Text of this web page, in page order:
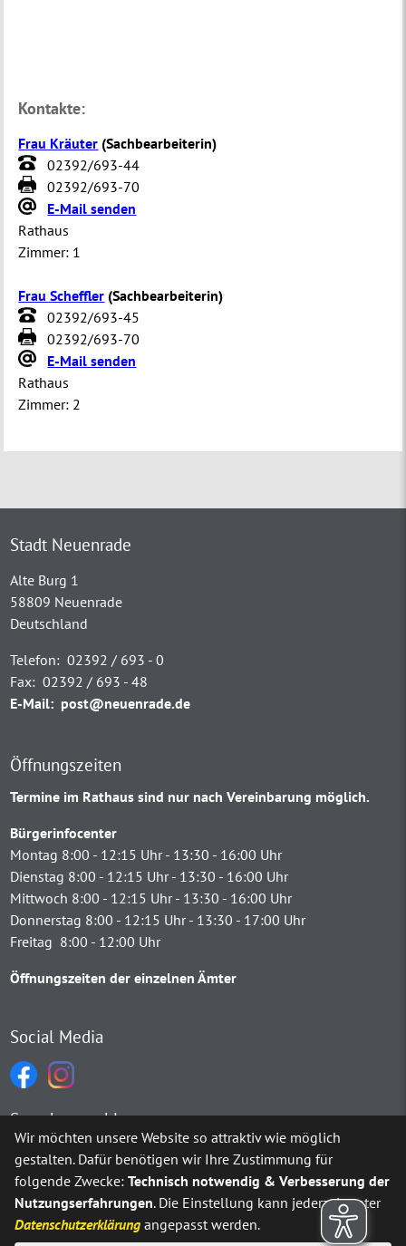
Kontakte:
Frau Kräuter (Sachbearbeiterin)
02392/693-44
02392/693-70
E-Mail senden
Rathaus
Zimmer: 1
Frau Scheffler (Sachbearbeiterin)
02392/693-45
02392/693-70
E-Mail senden
Rathaus
Zimmer: 2
Stadt Neuenrade
Alte Burg 1
58809 Neuenrade
Deutschland
Telefon: 02392 / 693 - 0
Fax: 02392 / 693 - 48
E-Mail: post@neuenrade.de
Öffnungszeiten
Termine im Rathaus sind nur nach Vereinbarung möglich.
Bürgerinfocenter
Montag 8:00 - 12:15 Uhr - 13:30 - 16:00 Uhr
Dienstag 8:00 - 12:15 Uhr - 13:30 - 16:00 Uhr
Mittwoch 8:00 - 12:15 Uhr - 13:30 - 16:00 Uhr
Donnerstag 8:00 - 12:15 Uhr - 13:30 - 17:00 Uhr
Freitag 8:00 - 12:00 Uhr
Öffnungszeiten der einzelnen Ämter
Social Media
Sprachauswahl
Möchten Sie vonGoogle Translate bereitgestellte externe
Ja Immer
Wir möchten unsere Website so attraktiv wie möglich
gestalten. Dafür benötigen wir Ihre Zustimmung für
folgende Zwecke:Technisch notwendig & Verbesserung der
Nutzungserfahrungen. Die Einstellung kann jederzeit unter
Datenschutzerklärung angepasst werden.